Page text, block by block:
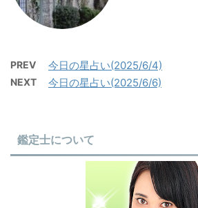
PREV 今日の星占い(2025/6/4)
NEXT 今日の星占い(2025/6/6)
鑑定士について